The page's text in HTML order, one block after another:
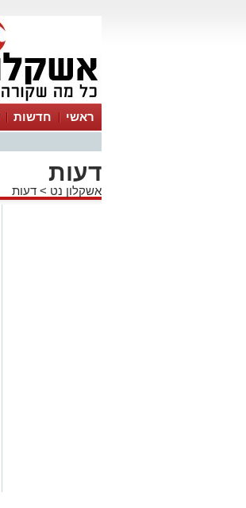
ראשי חדשות
דעות
אשקלון נט > דעות